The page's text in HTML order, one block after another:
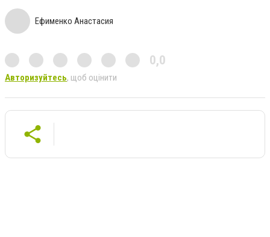
Ефименко Анастасия
0,0
Авторизуйтесь, щоб оцінити